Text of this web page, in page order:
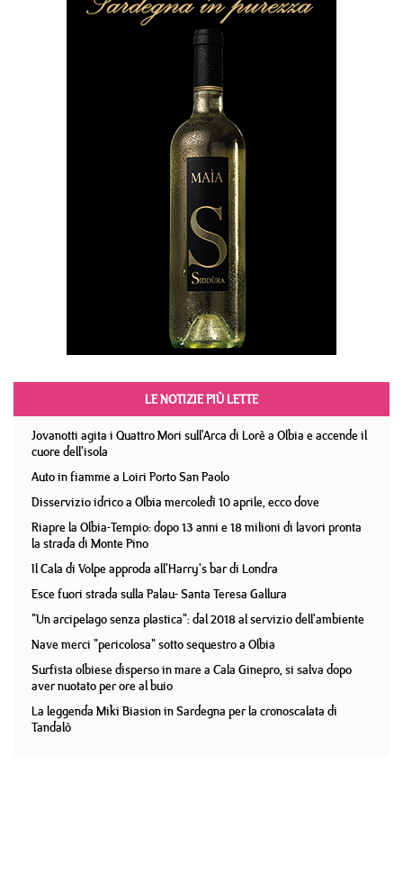
LE NOTIZIE PIÙ LETTE
Jovanotti agita i Quattro Mori sull'Arca di Lorè a Olbia e accende il
cuore dell'isola
Auto in fiamme a Loiri Porto San Paolo
Disservizio idrico a Olbia mercoledì 10 aprile, ecco dove
Riapre la Olbia-Tempio: dopo 13 anni e 18 milioni di lavori pronta
la strada di Monte Pino
Il Cala di Volpe approda all'Harry's bar di Londra
Esce fuori strada sulla Palau- Santa Teresa Gallura
"Un arcipelago senza plastica": dal 2018 al servizio dell'ambiente
Nave merci "pericolosa" sotto sequestro a Olbia
Surfista olbiese disperso in mare a Cala Ginepro, si salva dopo
aver nuotato per ore al buio
La leggenda Miki Biasion in Sardegna per la cronoscalata di
Tandalò